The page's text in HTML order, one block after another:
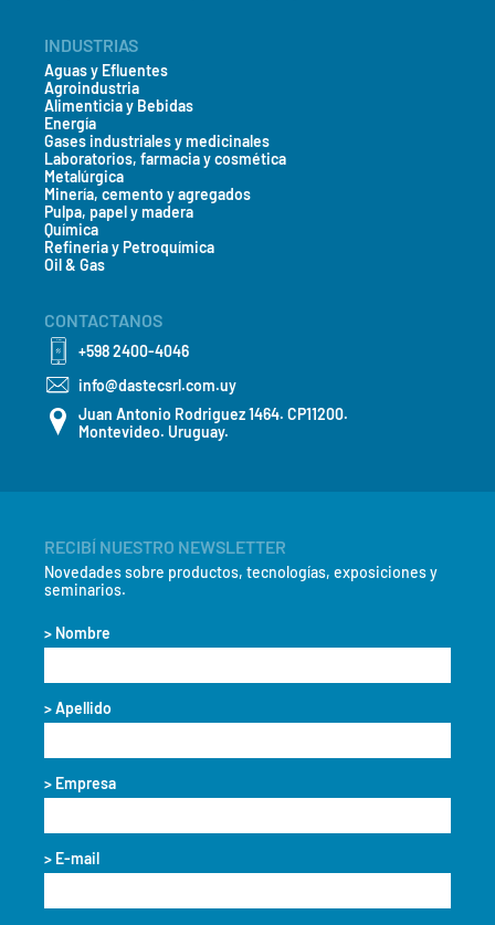
INDUSTRIAS
Aguas y Efluentes
Agroindustria
Alimenticia y Bebidas
Energía
Gases industriales y medicinales
Laboratorios, farmacia y cosmética
Metalúrgica
Minería, cemento y agregados
Pulpa, papel y madera
Química
Refineria y Petroquímica
Oil & Gas
CONTACTANOS
+598 2400-4046
info@dastecsrl.com.uy
Juan Antonio Rodriguez 1464. CP11200.
Montevideo. Uruguay.
RECIBÍ NUESTRO NEWSLETTER
Novedades sobre productos, tecnologías, exposiciones y
seminarios.
> Nombre
> Apellido
> Empresa
> E-mail